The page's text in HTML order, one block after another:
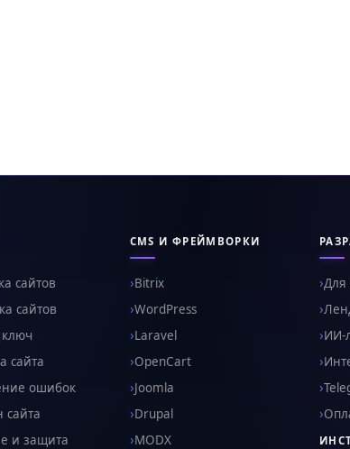
сайтов
сайтов
сайта
ошибок
сайта
и защита
CMS И ФРЕЙМВОРКИ
Bitrix
WordPress
Laravel
OpenCart
Joomla
Drupal
MODX
Для
ИИ-